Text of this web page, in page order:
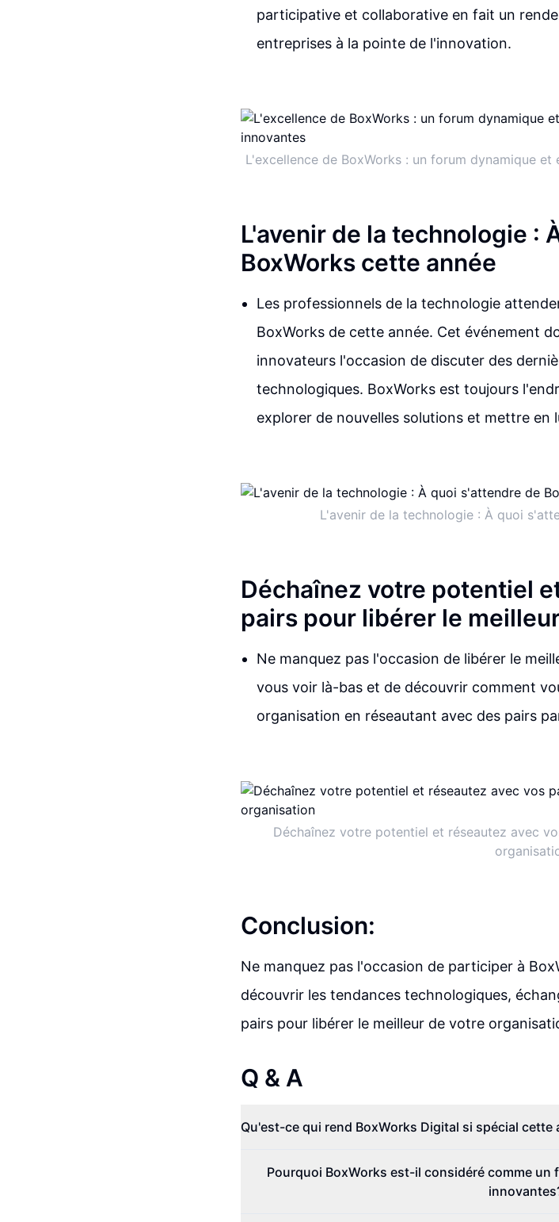
participative et collaborative en fait un
entreprises à la pointe de l'innovation.
L'excellence de BoxWorks : un forum dynamique
L'avenir de la technologie :
BoxWorks cette année
Les professionnels de la technologie
BoxWorks de cette année. Cet événement
innovateurs l'occasion de discuter des
technologiques. BoxWorks est toujours
explorer de nouvelles solutions et mettre en
L'avenir de la technologie : À quoi
Déchaînez votre potentiel
pairs pour libérer le
Ne manquez pas l'occasion de libérer le
vous voir là-bas et de découvrir comment
organisation en réseautant avec des pairs
Déchaînez votre potentiel et réseautez avec
Conclusion:
Ne manquez pas l'occasion de participer à
découvrir les tendances technologiques,
pairs pour libérer le meilleur de votre
Q & A
Qu'est-ce qui rend BoxWorks Digital si spécial cette
Pourquoi BoxWorks est-il considéré comme